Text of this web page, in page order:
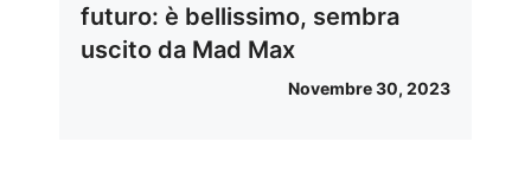
futuro: è bellissimo, sembra
uscito da Mad Max
Novembre 30, 2023